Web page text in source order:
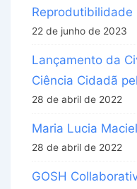
Reprodutibilidade
22 de junho de 2023
Lançamento da
Ciência Cidadã
28 de abril de 2022
Maria Lucia Maciel
28 de abril de 2022
GOSH